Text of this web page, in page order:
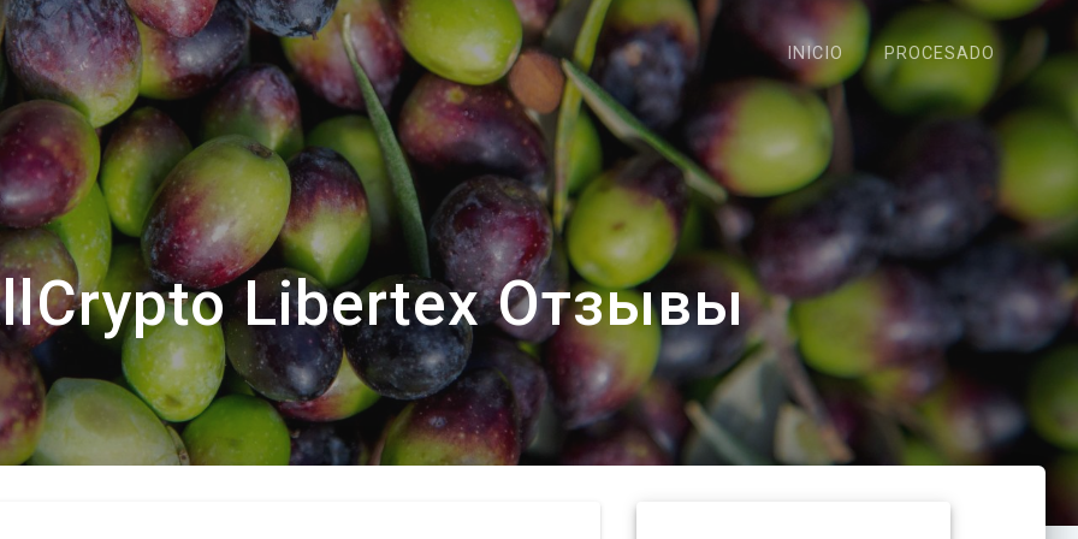
INICIO PROCESADO
Libertex Отзывы